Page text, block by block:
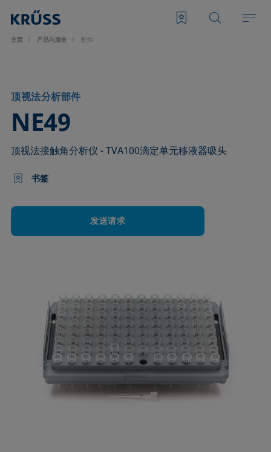
主页 产品与服务 配件
顶视法分析部件
NE49
–
顶视法接触角分析仪 - TVA100滴定单元移液器吸头
书签
发送请求